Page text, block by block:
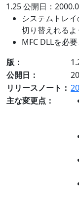
1.25 公開日：
システムトレ
切り替えれるよ
MFC DLLを必
版：
公開日：
リリースノート：
主な変更点：